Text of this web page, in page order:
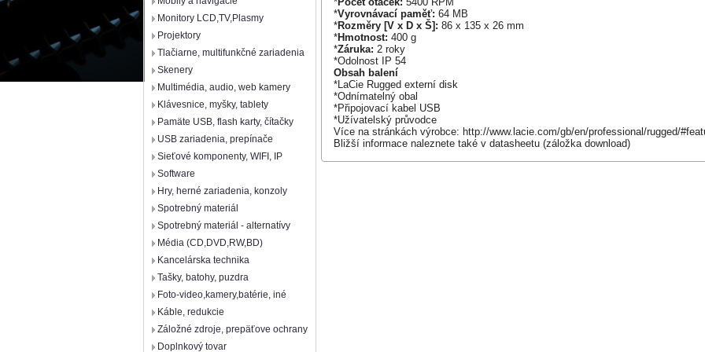
Monitory LCD,TV,Plasmy
Projektory
Tlačiarne, multifunkčné zariadenia
Skenery
Multimédia, audio, web kamery
Klávesnice, myšky, tablety
Pamäte USB, flash karty, čítačky
USB zariadenia, prepínače
Sieťové komponenty, WIFI, IP
Software
Hry, herné zariadenia, konzoly
Spotrebný materiál
Spotrebný materiál - alternatívy
Média (CD,DVD,RW,BD)
Kancelárska technika
Tašky, batohy, puzdra
Foto-video,kamery,batérie, iné
Káble, redukcie
Záložné zdroje, prepäťove ochrany
Doplnkový tovar
*Vyrovnávací paměť: 64 MB
*Rozměry [V x D x Š]: 86 x 135 x 26 mm
*Hmotnost: 400 g
*Záruka: 2 roky
*Odolnost IP 54
Obsah balení
*LaCie Rugged externí disk
*Odnímatelný obal
*Připojovací kabel USB
*Užívatelský průvodce
Více na stránkách výrobce: http://www.lacie.com/gb/en/professional/rugged/
Bližší informace naleznete také v datasheetu (záložka download)